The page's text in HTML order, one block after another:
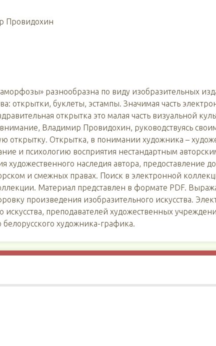
Провидохин
разнообразна по виду изобразительных
открытки, буклеты, эстампы. Значимая часть
открытка это малая часть визуальной
Владимир Провидохин, руководствуясь
открытку. Открытка, в понимании художника –
и психологию восприятия нестандартным
художественного наследия автора, предоставление
и смежных правах. Поиск в электронной
Материал представлен в формате PDF.
произведения изобразительного искусства.
искусства, преподавателей художественных
белорусского художника-графика.